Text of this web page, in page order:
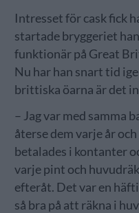
Intresset för cask fick
startade bryggeriet
funktionär på Great
Nu har han snart tid
brittiska öarna är det
– Jag var med samma
återse dem varje år
betalades i kontanter
varje pint och
efteråt. Det var en
så bra på att räkna i